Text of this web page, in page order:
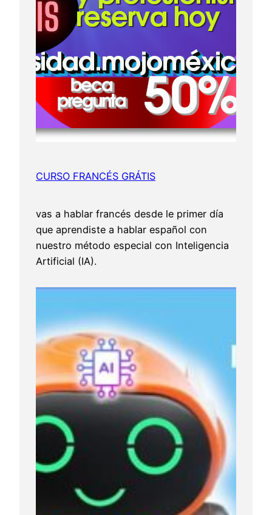
CURSO FRANCÉS GRÁTIS
vas a hablar francés desde le primer día
que aprendiste a hablar español con
nuestro método especial con Inteligencia
Artificial (IA).